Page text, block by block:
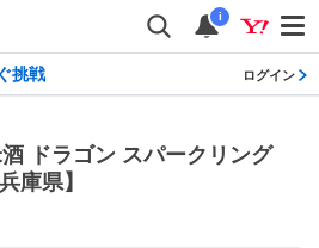
i
挑戦 ログイン
ドラゴン スパークリング
庫県】